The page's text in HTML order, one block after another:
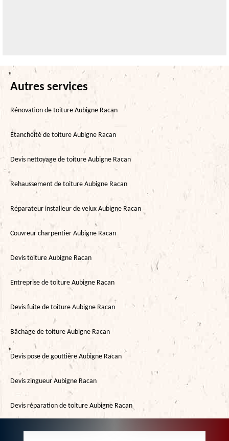
Autres services
Rénovation de toiture Aubigne Racan
Etanchéité de toiture Aubigne Racan
Devis nettoyage de toiture Aubigne Racan
Rehaussement de toiture Aubigne Racan
Réparateur installeur de velux Aubigne Racan
Couvreur charpentier Aubigne Racan
Devis toiture Aubigne Racan
Entreprise de toiture Aubigne Racan
Devis fuite de toiture Aubigne Racan
Bâchage de toiture Aubigne Racan
Devis pose de gouttière Aubigne Racan
Devis zingueur Aubigne Racan
Devis réparation de toiture Aubigne Racan